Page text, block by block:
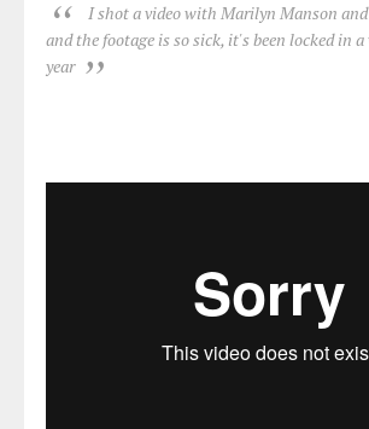
I shot a video with Marilyn Manson
and the footage is so sick, it's been locked in
year